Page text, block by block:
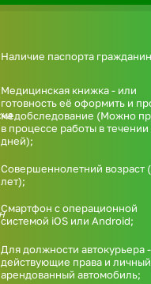
Наличие паспорта
Медицинская книжка - или
готовность её оформить и
медобследование (Можно
в процессе работы в течении
дней);
Совершеннолетний возраст
лет);
Смартфон с операционной
системой iOS или Android;
Для должности автокурьера -
действующие права и
арендованный автомобиль;